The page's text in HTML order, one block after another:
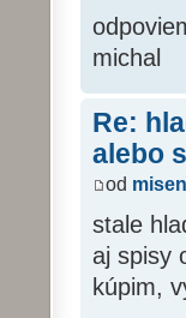
michal
Re:
alebo
od
stale
aj spisy
kúpim,